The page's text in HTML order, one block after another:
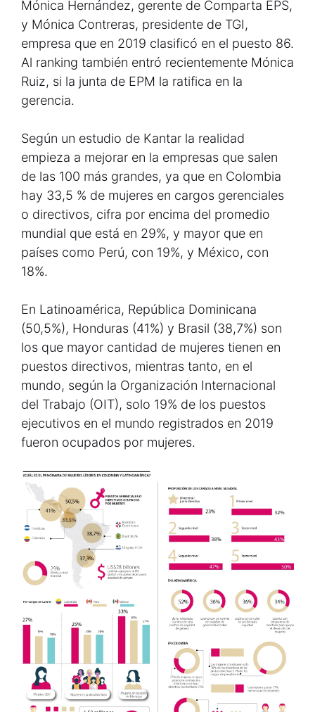
Mónica Hernández, gerente de Comparta EPS,
y Mónica Contreras, presidente de TGI,
empresa que en 2019 clasificó en el puesto 86.
Al ranking también entró recientemente Mónica
Ruiz, si la junta de EPM la ratifica en la
gerencia.
Según un estudio de Kantar la realidad
empieza a mejorar en la empresas que salen
de las 100 más grandes, ya que en Colombia
hay 33,5 % de mujeres en cargos gerenciales
o directivos, cifra por encima del promedio
mundial que está en 29%, y mayor que en
países como Perú, con 19%, y México, con
18%.
En Latinoamérica, República Dominicana
(50,5%), Honduras (41%) y Brasil (38,7%) son
los que mayor cantidad de mujeres tienen en
puestos directivos, mientras tanto, en el
mundo, según la Organización Internacional
del Trabajo (OIT), solo 19% de los puestos
ejecutivos en el mundo registrados en 2019
fueron ocupados por mujeres.